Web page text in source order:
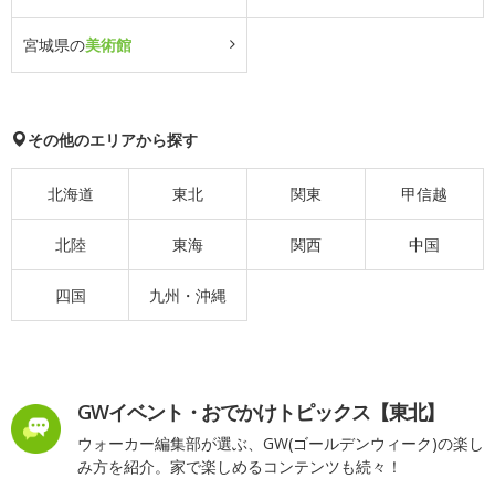
宮城県の美術館
その他のエリアから探す
北海道 東北 関東 甲信越
北陸 東海 関西 中国
四国 九州・沖縄
GWイベント・おでかけトピックス【東北】
ウォーカー編集部が選ぶ、GW(ゴールデンウィーク)の楽し
み方を紹介。家で楽しめるコンテンツも続々！